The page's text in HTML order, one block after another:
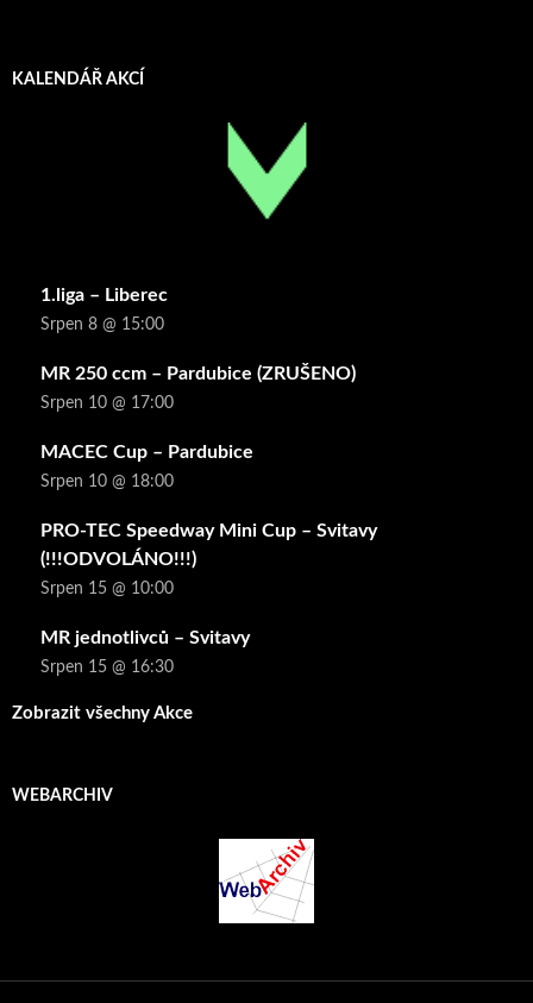
KALENDÁŘ AKCÍ
1.liga – Liberec
Srpen 8 @ 15:00
MR 250 ccm – Pardubice (ZRUŠENO)
Srpen 10 @ 17:00
MACEC Cup – Pardubice
Srpen 10 @ 18:00
PRO-TEC Speedway Mini Cup – Svitavy
(!!!ODVOLÁNO!!!)
Srpen 15 @ 10:00
MR jednotlivců – Svitavy
Srpen 15 @ 16:30
Zobrazit všechny Akce
WEBARCHIV